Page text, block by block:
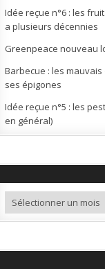
Idée reçue n°6 : les
a plusieurs décennies
Greenpeace nouveau
Barbecue : les
ses épigones
Idée reçue n°5 : les
en général)
Archives